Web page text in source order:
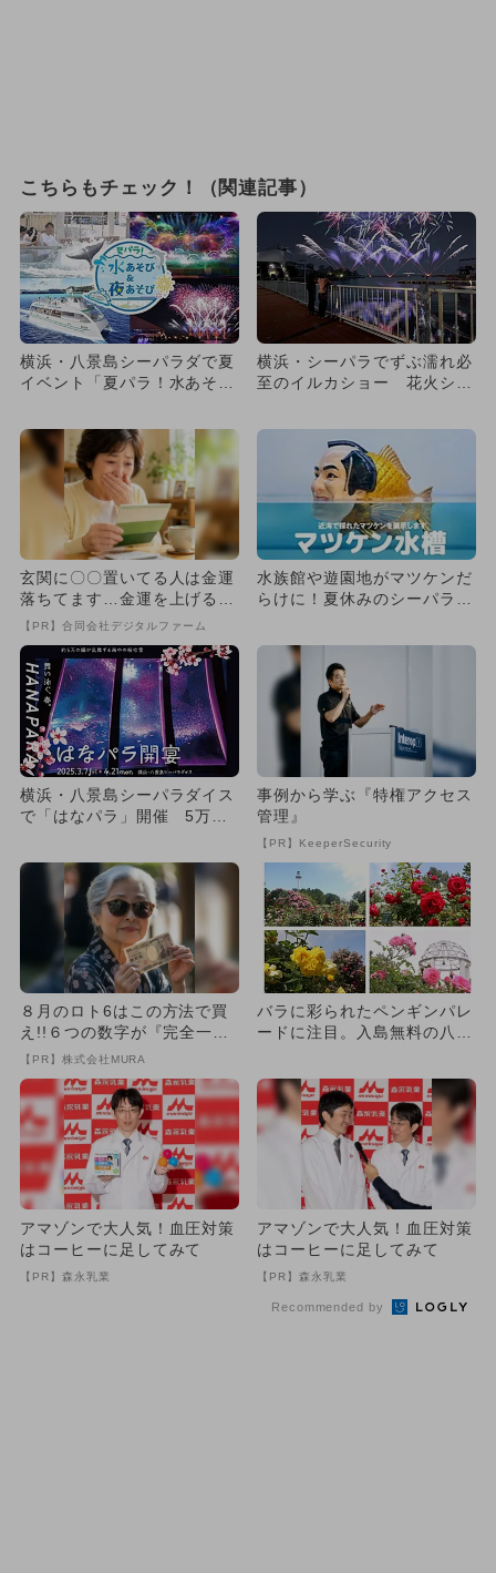
こちらもチェック！（関連記事）
横浜・八景島シーパラダで夏
イベント「夏パラ！水あそび
横浜・シーパラでずぶ濡れ必
至のイルカショー 花火ショ
玄関に〇〇置いてる人は金運
落ちてます…金運を上げる方
法とは
【PR】合同会社デジタルファーム
水族館や遊園地がマツケンだ
らけに！夏休みのシーパラに
場
横浜・八景島シーパラダイス
で「はなパラ」開催 5万尾
事例から学ぶ『特権アクセス
管理』
【PR】KeeperSecurity
８月のロト6はこの方法で買
え!!６つの数字が『完全一
致』する方法
【PR】株式会社MURA
バラに彩られたペンギンパレ
ードに注目。入島無料の八景
アマゾンで大人気！血圧対策
はコーヒーに足してみて
【PR】森永乳業
アマゾンで大人気！血圧対策
はコーヒーに足してみて
【PR】森永乳業
Recommended by